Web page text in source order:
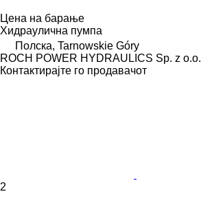
Цена на барање
Хидраулична пумпа
Полска, Tarnowskie Góry
ROCH POWER HYDRAULICS Sp. z o.o.
Контактирајте го продавачот
2